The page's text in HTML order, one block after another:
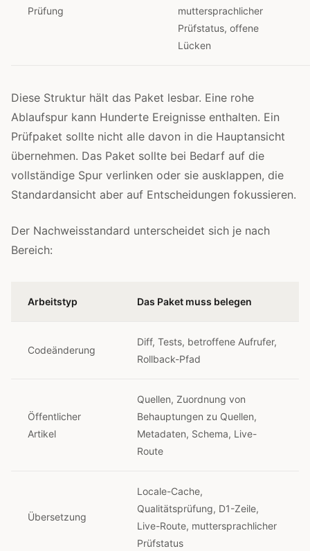
Prüfung
muttersprachlicher
Prüfstatus, offene
Lücken
Diese Struktur hält das Paket lesbar. Eine rohe
Ablaufspur kann Hunderte Ereignisse enthalten. Ein
Prüfpaket sollte nicht alle davon in die Hauptansicht
übernehmen. Das Paket sollte bei Bedarf auf die
vollständige Spur verlinken oder sie ausklappen, die
Standardansicht aber auf Entscheidungen fokussieren.
Der Nachweisstandard unterscheidet sich je nach
Bereich:
Arbeitstyp Das Paket muss belegen
Codeänderung
Diff, Tests, betroffene Aufrufer,
Rollback-Pfad
Öffentlicher
Artikel
Quellen, Zuordnung von
Behauptungen zu Quellen,
Metadaten, Schema, Live-
Route
Übersetzung
Locale-Cache,
Qualitätsprüfung, D1-Zeile,
Live-Route, muttersprachlicher
Prüfstatus